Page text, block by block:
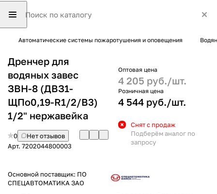
Автоматические системы пожаротушения и оповещения
Дренчер для
водяных завес
ЗВН-8 (ДВЗ1-
ЩПо0,19-R1/2/В3)
1/2" нержавейка
0
Нет отзывов
Арт. 7202044800003
Основной поставщик: ПО
СПЕЦАВТОМАТИКА ЗАО
Оптовая цена
4 205 руб./шт.
Розничная цена
4 544 руб./шт.
Снят с продаж
Подберём аналог по
запросу